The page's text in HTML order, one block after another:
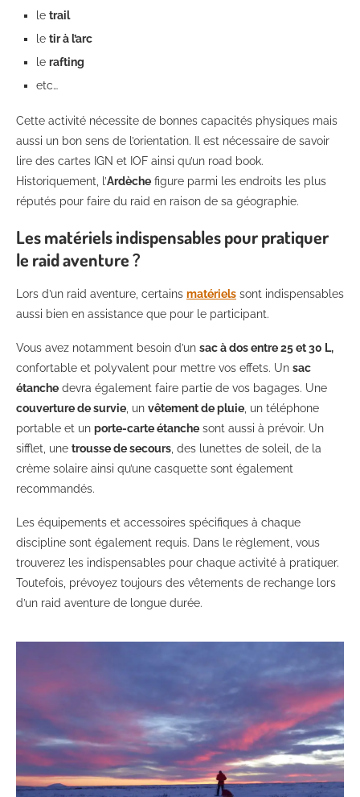
le trail
le tir à l’arc
le rafting
etc…
Cette activité nécessite de bonnes capacités physiques mais
aussi un bon sens de l’orientation. Il est nécessaire de savoir
lire des cartes IGN et IOF ainsi qu’un road book.
Historiquement, l’Ardèche figure parmi les endroits les plus
réputés pour faire du raid en raison de sa géographie.
Les matériels indispensables pour pratiquer
le raid aventure ?
Lors d’un raid aventure, certains matériels sont indispensables
aussi bien en assistance que pour le participant.
Vous avez notamment besoin d’un sac à dos entre 25 et 30 L,
confortable et polyvalent pour mettre vos effets. Un sac
étanche devra également faire partie de vos bagages. Une
couverture de survie, un vêtement de pluie, un téléphone
portable et un porte-carte étanche sont aussi à prévoir. Un
sifflet, une trousse de secours, des lunettes de soleil, de la
crème solaire ainsi qu’une casquette sont également
recommandés.
Les équipements et accessoires spécifiques à chaque
discipline sont également requis. Dans le règlement, vous
trouverez les indispensables pour chaque activité à pratiquer.
Toutefois, prévoyez toujours des vêtements de rechange lors
d’un raid aventure de longue durée.